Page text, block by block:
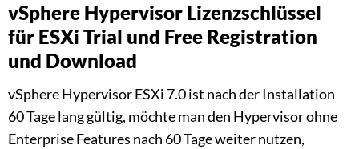
vSphere Hypervisor Lizenzschlüssel
für ESXi Trial und Free Registration
und Download
vSphere Hypervisor ESXi 7.0 ist nach der Installation
60 Tage lang gültig, möchte man den Hypervisor ohne
Enterprise Features nach 60 Tage weiter nutzen,